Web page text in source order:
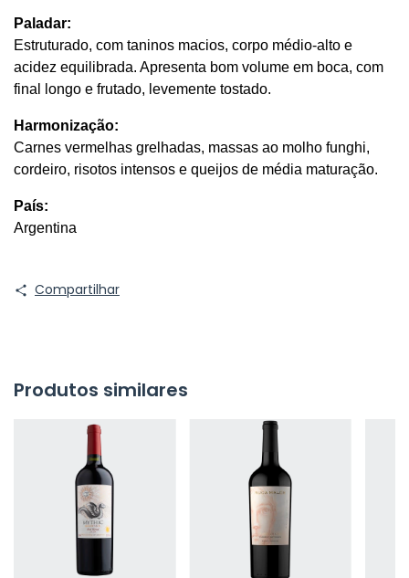
Paladar:
Estruturado, com taninos macios, corpo médio-alto e
acidez equilibrada. Apresenta bom volume em boca, com
final
longo e frutado, levemente tostado.
Harmonização:
Carnes vermelhas grelhadas, massas ao molho funghi,
cordeiro, risotos intensos e queijos de média maturação.
País:
Argentina
Compartilhar
Produtos similares